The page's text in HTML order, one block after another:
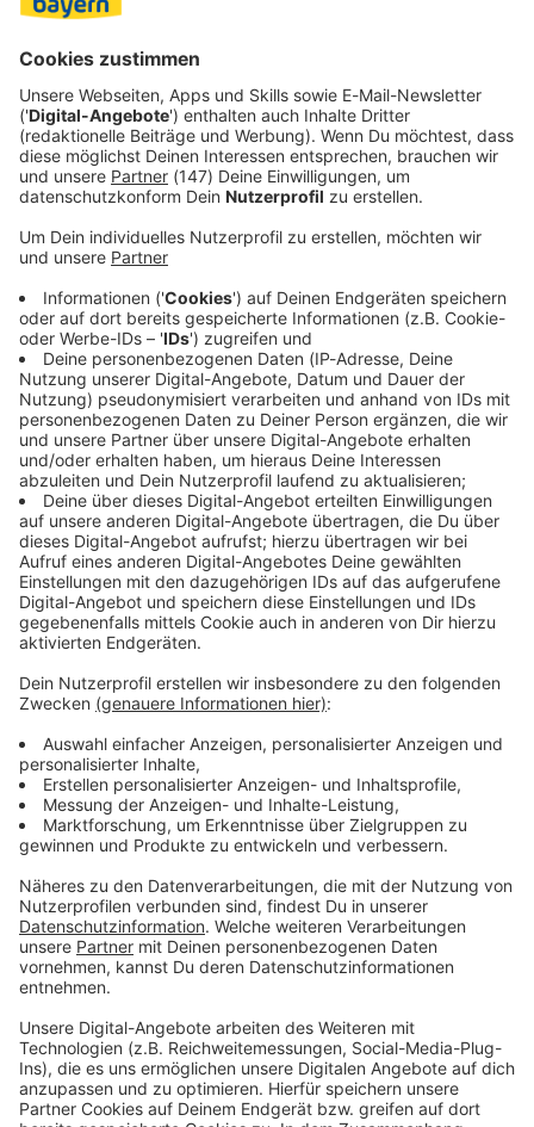
der Protagonist einer Postkarte fühlen. Der
Allgäuer Alpen ist phänomenal. Der See hat zwei Inseln
und einen Rundwanderweg. Nicht nur Baden ist möglich.
Gäste können sich auch Ruderboote ausleihen oder
Beachvolleyball spielen.
Wir benötigen deine Zustimmung,
um Inhalte von Instagram
anzuzeigen.
Wir verwenden einen Service eines Drittanbieters,
um externe Inhalte einzubetten. Dieser Service kann
Daten zu deinen Aktivitäten sammeln. Bitte lese dir
die Details durch und stimme der Nutzung des
Service zu, um diese Inhalte anzuzeigen.
Akzeptieren & Inhalt anzeigen
Instagram Content
Verarbeitendes Unternehmen
Facebook Ireland Limited
4 Grand Canal Square, Grand Canal Harbour, Dublin, D02, Ireland
Details anzeigen
Illasbergsee bei Roßhaupten
zwar kühler als die meisten anderen Badeseen, da das
Wasser reines Bergwasser vom Lech ist, aber genau das
schätzen die Besucher des Sees. Bei Temperaturen über
30 Grad ist eine Abkühlung sowieso die beste Lösung.
Vielen Dank an Anton für den Tipp.
Badeseen in Bayern: Euer Geheimtipp
Wir haben einen See vergessen? Oder habt ihr auch einen